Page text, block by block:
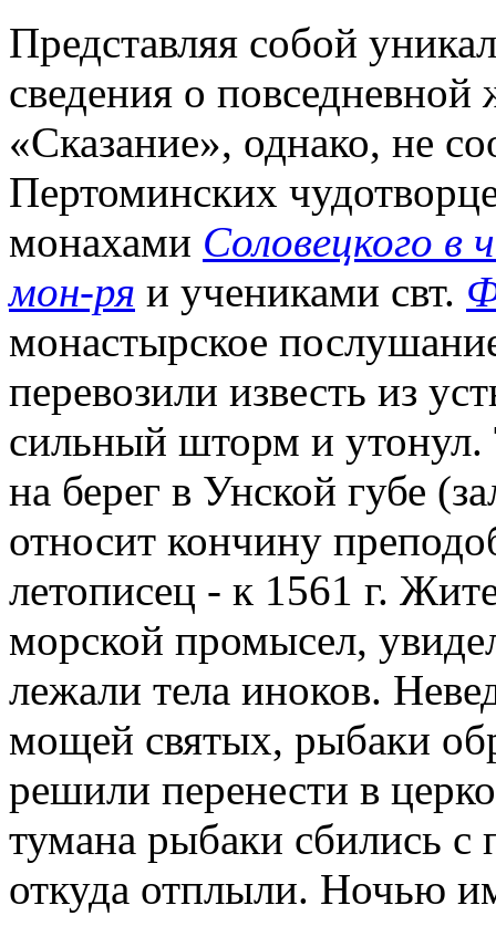
Представляя собой
сведения о
«Сказание», однако, не
Пертоминских
монахами Соловецкого в
мон-ря и учениками свт.
монастырское
перевозили известь из
сильный шторм и утонул.
на берег в Унской губе
относит кончину
летописец - к 1561 г.
морской промысел,
лежали тела иноков.
мощей святых, рыбаки
решили перенести в
тумана рыбаки сбились с
откуда отплыли. Ночью